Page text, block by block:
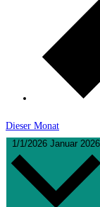
Dieser Monat
1/1/2026 Januar 2026